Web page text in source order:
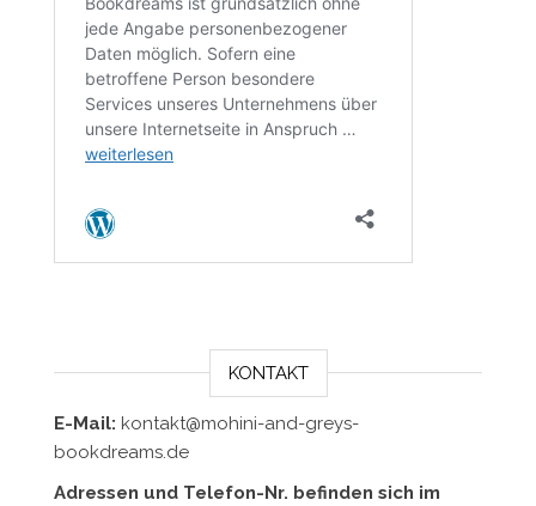
KONTAKT
E-Mail: kontakt@mohini-and-greys-
bookdreams.de
Adressen und Telefon-Nr. befinden sich im